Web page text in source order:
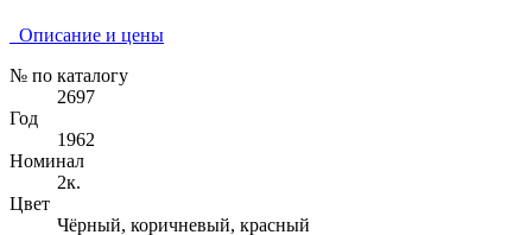
Описание и цены
№ по каталогу
2697
Год
1962
Номинал
2к.
Цвет
Чёрный, коричневый, красный